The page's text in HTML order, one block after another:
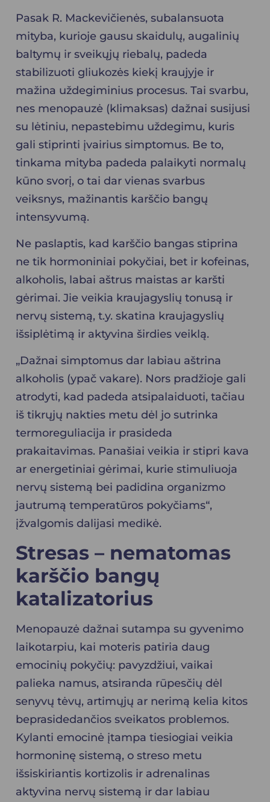
Pasak R. Mackevičienės, subalansuota
mityba, kurioje gausu skaidulų, augalinių
baltymų ir sveikųjų riebalų, padeda
stabilizuoti gliukozės kiekį kraujyje ir
mažina uždegiminius procesus. Tai svarbu,
nes menopauzė (klimaksas) dažnai susijusi
su lėtiniu, nepastebimu uždegimu, kuris
gali stiprinti įvairius simptomus. Be to,
tinkama mityba padeda palaikyti normalų
kūno svorį, o tai dar vienas svarbus
veiksnys, mažinantis karščio bangų
intensyvumą.
Ne paslaptis, kad karščio bangas stiprina
ne tik hormoniniai pokyčiai, bet ir kofeinas,
alkoholis, labai aštrus maistas ar karšti
gėrimai. Jie veikia kraujagyslių tonusą ir
nervų sistemą, t.y. skatina kraujagyslių
išsiplėtimą ir aktyvina širdies veiklą.
„Dažnai simptomus dar labiau aštrina
alkoholis (ypač vakare). Nors pradžioje gali
atrodyti, kad padeda atsipalaiduoti, tačiau
iš tikrųjų nakties metu dėl jo sutrinka
termoreguliacija ir prasideda
prakaitavimas. Panašiai veikia ir stipri kava
ar energetiniai gėrimai, kurie stimuliuoja
nervų sistemą bei padidina organizmo
jautrumą temperatūros pokyčiams“,
įžvalgomis dalijasi medikė.
Stresas – nematomas
karščio bangų
katalizatorius
Menopauzė dažnai sutampa su gyvenimo
laikotarpiu, kai moteris patiria daug
emocinių pokyčių: pavyzdžiui, vaikai
palieka namus, atsiranda rūpesčių dėl
senyvų tėvų, artimųjų ar nerimą kelia kitos
beprasidedančios sveikatos problemos.
Kylanti emocinė įtampa tiesiogiai veikia
hormoninę sistemą, o streso metu
išsiskiriantis kortizolis ir adrenalinas
aktyvina nervų sistemą ir dar labiau